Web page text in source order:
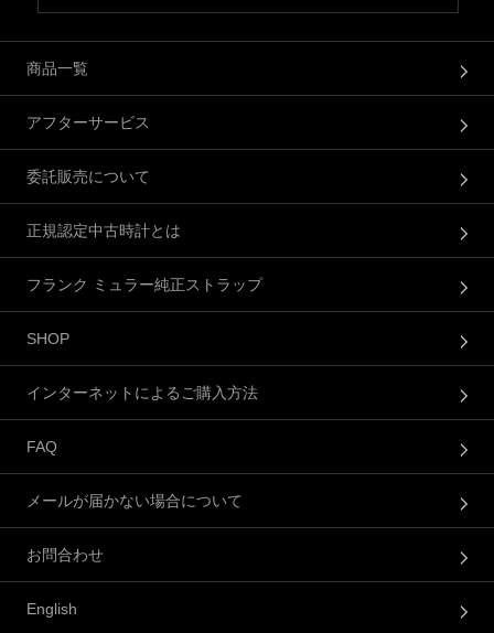
商品一覧
アフターサービス
委託販売について
正規認定中古時計とは
フランク ミュラー純正ストラップ
SHOP
インターネットによるご購入方法
FAQ
メールが届かない場合について
お問合わせ
English